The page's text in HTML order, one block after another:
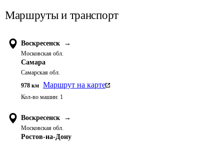
Маршруты и транспорт
Воскресенск →
Московская обл.
Самара
Самарская обл.
978 км Маршрут на карте
Кол-во машин: 1
Воскресенск →
Московская обл.
Ростов-на-Дону